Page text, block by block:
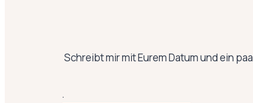
Schreibt mir mit Eurem Datum und ein
.